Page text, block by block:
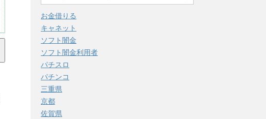
お金借りる
キャネット
ソフト闇金
ソフト闇金利用者
パチスロ
パチンコ
三重県
京都
佐賀県